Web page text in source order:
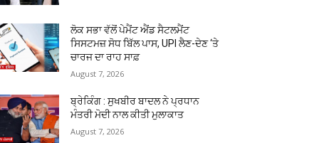
ਲੋਕ ਸਭਾ ਵੱਲੋਂ ਪੇਮੈਂਟ ਐਂਡ ਸੈਟਲਮੈਂਟ
ਸਿਸਟਮਜ਼ ਸੋਧ ਬਿੱਲ ਪਾਸ, UPI ਲੈਣ-ਦੇਣ ‘ਤੇ
ਚਾਰਜ ਦਾ ਰਾਹ ਸਾਫ਼
August 7, 2026
ਬ੍ਰੇਕਿੰਗ : ਸੁਖਬੀਰ ਬਾਦਲ ਨੇ ਪ੍ਰਧਾਨ
ਮੰਤਰੀ ਮੋਦੀ ਨਾਲ ਕੀਤੀ ਮੁਲਾਕਾਤ
August 7, 2026